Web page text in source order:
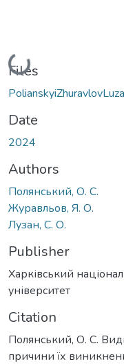
Loading...
Files
Date
2024
Authors
Полянський, О. С.
Журавльов, Я. О.
Лузан, С. О.
Publisher
Харківський
університет
Citation
Полянський, О. С.
причини їх